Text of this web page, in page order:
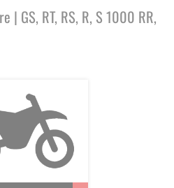
| GS, RT, RS, R, S 1000 RR,